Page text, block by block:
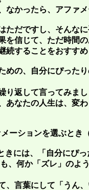
なかったら、アファ
ただですし、そんな
を信じて、ただ時間
続することをおすす
めの、自分にぴった
り返して言ってみま
あなたの人生は、変
ーションを選ぶとき
には、「自分にぴっ
何か「ズレ」のよう
言葉にして「うん、